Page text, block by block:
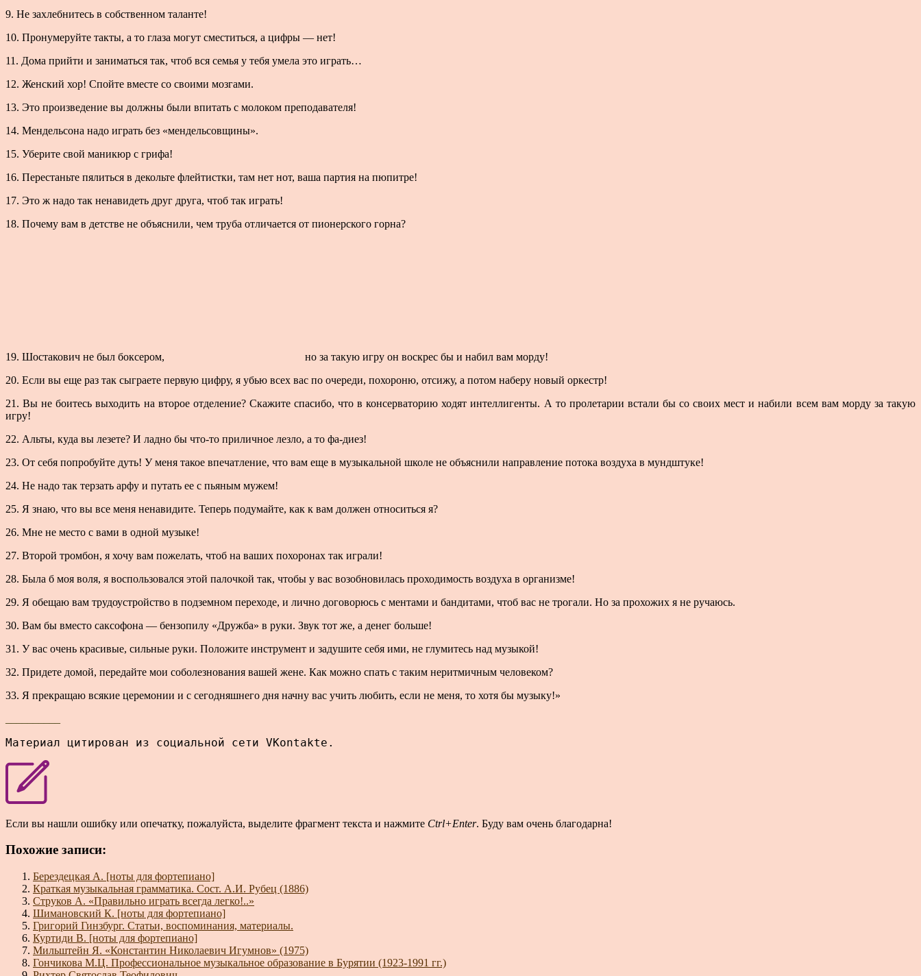
9. Не захлебнитесь в собственном таланте!
10. Пронумеруйте такты, а то глаза могут сместиться, а цифры — нет!
11. Дома прийти и заниматься так, чтоб вся семья у тебя умела это играть…
12. Женский хор! Спойте вместе со своими мозгами.
13. Это произведение вы должны были впитать с молоком преподавателя!
14. Мендельсона надо играть без «мендельсовщины».
15. Уберите свой маникюр с грифа!
16. Перестаньте пялиться в декольте флейтистки, там нет нот, ваша партия на пюпитре!
17. Это ж надо так ненавидеть друг друга, чтоб так играть!
18. Почему вам в детстве не объяснили, чем труба отличается от пионерского горна?
19. Шостакович не был боксером,
но за такую игру он воскрес бы и набил вам морду!
20. Если вы еще раз так сыграете первую цифру, я убью всех вас по очереди, похороню, отсижу, а потом наберу новый оркестр!
21. Вы не боитесь выходить на второе отделение? Скажите спасибо, что в консерваторию ходят интеллигенты. А то пролетарии встали бы со своих мест и набили всем вам морду за такую
игру!
22. Альты, куда вы лезете? И ладно бы что-то приличное лезло, а то фа-диез!
23. От себя попробуйте дуть! У меня такое впечатление, что вам еще в музыкальной школе не объяснили направление потока воздуха в мундштуке!
24. Не надо так терзать арфу и путать ее с пьяным мужем!
25. Я знаю, что вы все меня ненавидите. Теперь подумайте, как к вам должен относиться я?
26. Мне не место с вами в одной музыке!
27. Второй тромбон, я хочу вам пожелать, чтоб на ваших похоронах так играли!
28. Была б моя воля, я воспользовался этой палочкой так, чтобы у вас возобновилась проходимость воздуха в организме!
29. Я обещаю вам трудоустройство в подземном переходе, и лично договорюсь с ментами и бандитами, чтоб вас не трогали. Но за прохожих я не ручаюсь.
30. Вам бы вместо саксофона — бензопилу «Дружба» в руки. Звук тот же, а денег больше!
31. У вас очень красивые, сильные руки. Положите инструмент и задушите себя ими, не глумитесь над музыкой!
32. Придете домой, передайте мои соболезнования вашей жене. Как можно спать с таким неритмичным человеком?
33. Я прекращаю всякие церемонии и с сегодняшнего дня начну вас учить любить, если не меня, то хотя бы музыку!»
Материал цитирован из социальной сети VKontakte.
Если вы нашли ошибку или опечатку, пожалуйста, выделите фрагмент текста и нажмите Ctrl+Enter. Буду вам очень благодарна!
Похожие записи:
Берездецкая А. [ноты для фортепиано]
Краткая музыкальная грамматика. Сост. А.И. Рубец (1886)
Струков А. «Правильно играть всегда легко!..»
Шимановский К. [ноты для фортепиано]
Григорий Гинзбург. Статьи, воспоминания, материалы.
Куртиди В. [ноты для фортепиано]
Мильштейн Я. «Константин Николаевич Игумнов» (1975)
Гончикова М.Ц. Профессиональное музыкальное образование в Бурятии (1923-1991 гг.)